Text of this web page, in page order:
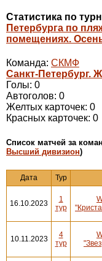
Статистика по
Петербурга по
помещениях.
Команда: СКМФ
Санкт-
Голы: 0
Автоголов: 0
Желтых карточек: 0
Красных карточек: 0
Cписок матчей за
Высший дивизион)
Дата Тур
16.10.2023
1
тур
10.11.2023
4
тур